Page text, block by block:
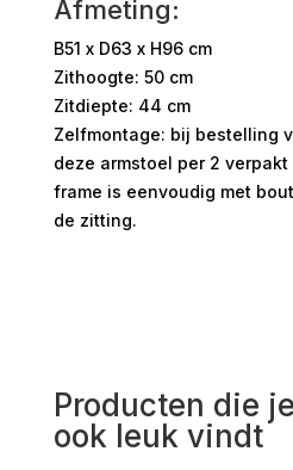
Afmeting:
B51 x D63 x H96 cm
Zithoogte: 50 cm
Zitdiepte: 44 cm
Zelfmontage: bij bestelling
deze armstoel per 2
frame is eenvoudig met
de zitting.
Producten die
ook leuk vindt